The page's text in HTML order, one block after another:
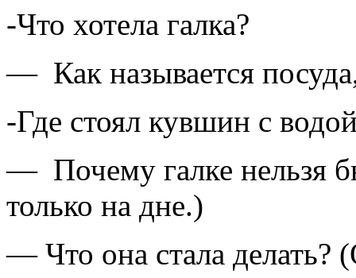
-Что хотела галка?
— Как называется
-Где стоял кувшин с
— Почему галке нельзя
только на дне.)
— Что она стала делать?